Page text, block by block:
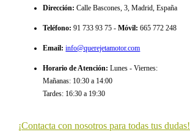
Dirección: Calle Bascones, 3, Madrid, España
Teléfono: 91 733 93 75 -Móvil: 665 772 248
Email: info@querejetamotor.com
Horario de Atención: Lunes - Viernes:
Mañanas: 10:30 a 14:00
Tardes: 16:30 a 19:30
¡Contacta con nosotros para todas tus dudas!